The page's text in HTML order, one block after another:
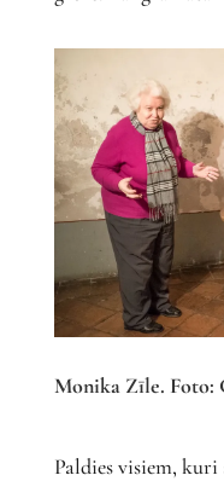
Monika Zīle. Foto:
Paldies visiem,